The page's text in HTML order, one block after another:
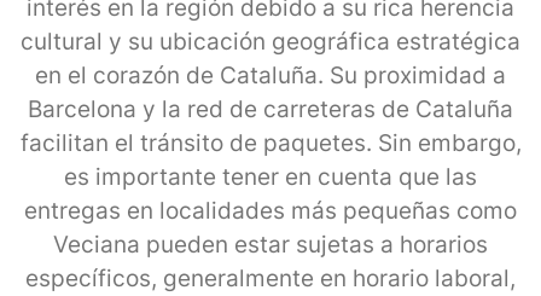
interés en la región debido a su rica herencia
cultural y su ubicación geográfica estratégica
en el corazón de Cataluña. Su proximidad a
Barcelona y la red de carreteras de Cataluña
facilitan el tránsito de paquetes. Sin embargo,
es importante tener en cuenta que las
entregas en localidades más pequeñas como
Veciana pueden estar sujetas a horarios
específicos, generalmente en horario laboral,